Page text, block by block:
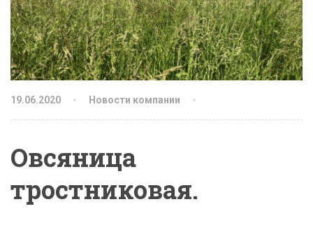
19.06.2020 Новости компании
Овсяница
тростниковая.